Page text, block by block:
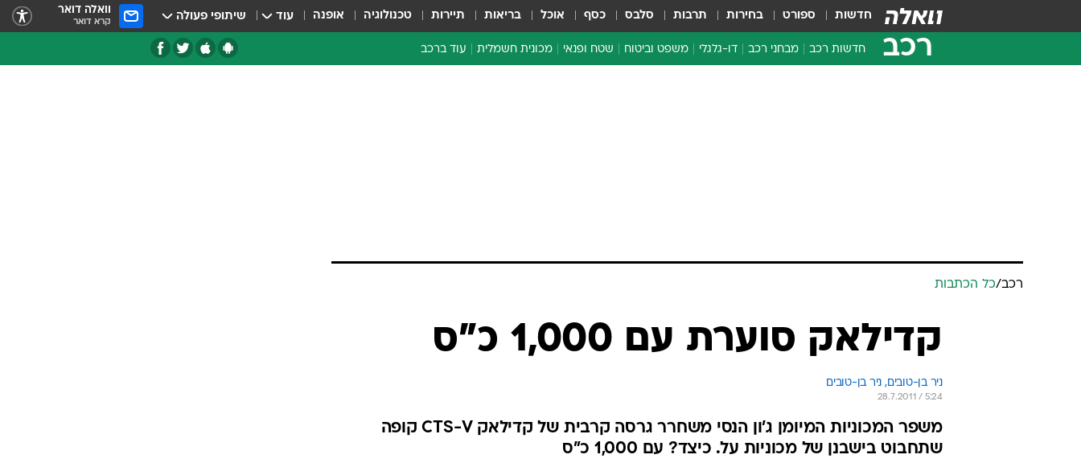
חדשות ספורט בחירות תרבות סלבס כסף אוכל בריאות תיירות טכנולוגיה אופנה עוד שיתופי פעולה וואלה דואר
קרא דואר
רכב חדשות רכב מבחני רכב דו-גלגלי משפט וביטוח שטח ופנאי מכונית חשמלית עוד ברכב
טכנולוגיה
רכב/כל הכתבות
קדילאק סוערת עם 1,000 כ"ס
ניר בן-טובים, ניר בן-טובים
28.7.2011 / 5:24
משפר המכוניות המיומן ג'ון הנסי משחרר גרסה קרבית של קדילאק CTS-V קופה
שתחבוט בישבנן של מכוניות על. כיצד? עם 1,000 כ"ס